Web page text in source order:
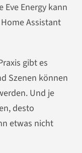
Eve Energy kann
Assistant
gibt es
Szenen können
Und je
desto
etwas nicht